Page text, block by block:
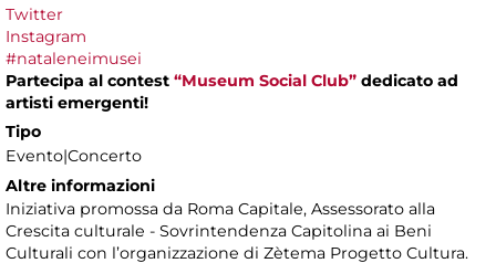
Twitter
Instagram
#nataleneimusei
Partecipa al contest “Museum Social Club” dedicato ad
artisti emergenti!
Tipo
Evento|Concerto
Altre informazioni
Iniziativa promossa da Roma Capitale, Assessorato alla
Crescita culturale - Sovrintendenza Capitolina ai Beni
Culturali con l’organizzazione di Zètema Progetto Cultura.